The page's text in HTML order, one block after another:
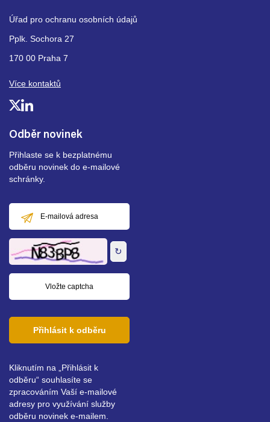
Odběr novinek
Přihlaste se k bezplatnému
odběru novinek do e-mailové
schránky.
mailová
adresa
↻
Přihlásit k odběru
Kliknutím na „Přihlásit k
odběru“ souhlasíte se
zpracováním Vaší e-mailové
adresy pro využívání služby
odběru novinek e-mailem.
Úřad pro ochranu osobních údajů
Pplk. Sochora 27
170 00 Praha 7
Více kontaktů